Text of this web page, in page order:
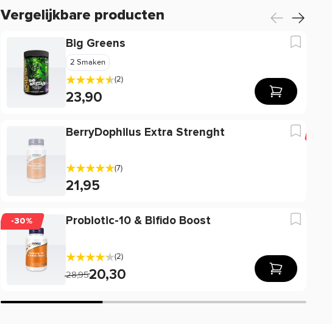
Vergelijkbare producten
Big Greens
2 Smaken
(2)
23,90
BerryDophilus Extra Strenght
(7)
21,95
-30% Probiotic-10 & Bifido Boost
(2)
28,9520,30